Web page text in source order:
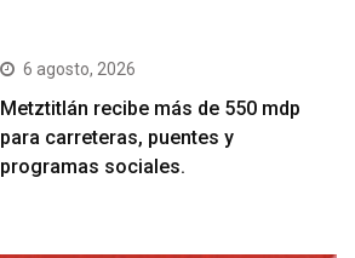
6 agosto, 2026
Metztitlán recibe más de 550 mdp
para carreteras, puentes y
programas sociales.